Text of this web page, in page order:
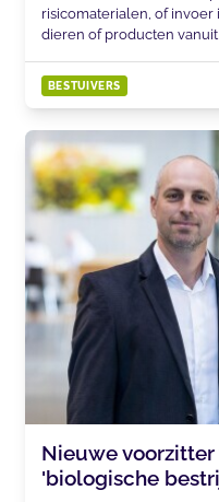
risicomaterialen, of
dieren of producten
BESTUIVERS
Nieuwe
'biologische